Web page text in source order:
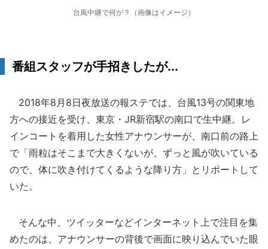
台風中継で何が？（画像はイメージ）
番組スタッフが手招きしたが...
2018年8月8日夜放送の報ステでは、台風13号の関東地
方への接近を受け、東京・JR新宿駅の南口で生中継。レ
インコートを着用した女性アナウンサーが、南口前の路上
で「雨粒はそこまで大きくないが、ずっと風が吹いている
ので、体に吹き付けてくるような降り方」とリポートして
いた。
そんな中、ツイッターなどインターネット上で注目を集
めたのは、アナウンサーの背後で画面に映り込んでいた眼